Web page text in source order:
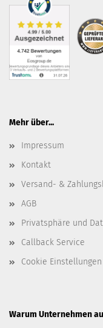
Mehr über...
Impressum
Kontakt
Versand- &
AGB
Privatsphäre und
Callback Service
Cookie Einstellungen
Warum Unternehmen